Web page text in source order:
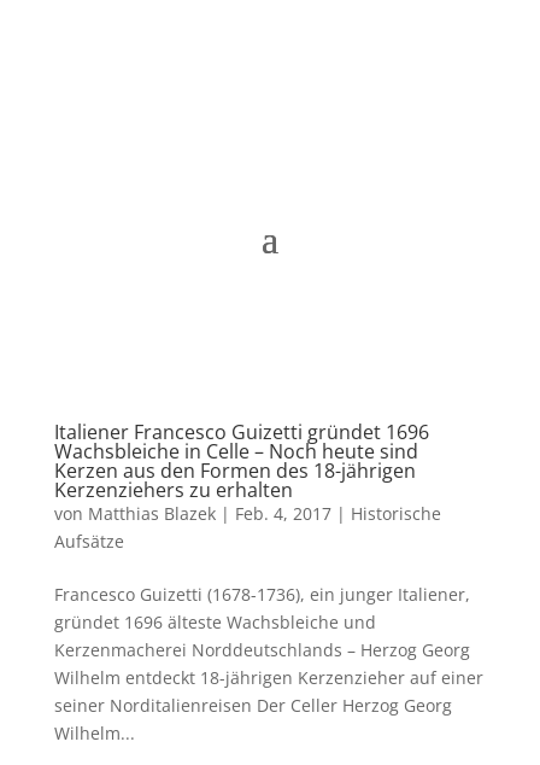
Italiener Francesco Guizetti gründet 1696
Wachsbleiche in Celle – Noch heute sind
Kerzen aus den Formen des 18-jährigen
Kerzenziehers zu erhalten
von Matthias Blazek| Feb. 4, 2017| Historische
Aufsätze
Francesco Guizetti (1678-1736), ein junger Italiener,
gründet 1696 älteste Wachsbleiche und
Kerzenmacherei Norddeutschlands – Herzog Georg
Wilhelm entdeckt 18-jährigen Kerzenzieher auf einer
seiner Norditalienreisen Der Celler Herzog Georg
Wilhelm...